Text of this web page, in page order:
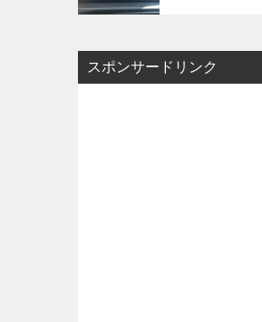
スポンサードリンク